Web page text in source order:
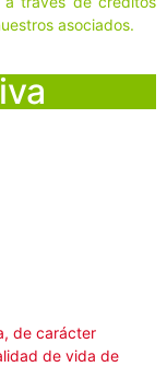
asociados.
de carácter
de vida de